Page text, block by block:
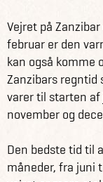
De tre
Manyara har
mest unikke
Ngorongoro er
helt unikt
omkreds og godt
meget sjældne
bøffelflokke,
Vejret på
februar er den
kan også komme
Zanzibars
varer til starten af
november og
Den bedste tid til
måneder, fra juni